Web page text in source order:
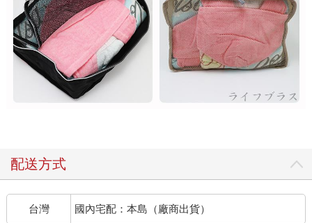
配送方式
台灣 國內宅配：本島（廠商出貨）